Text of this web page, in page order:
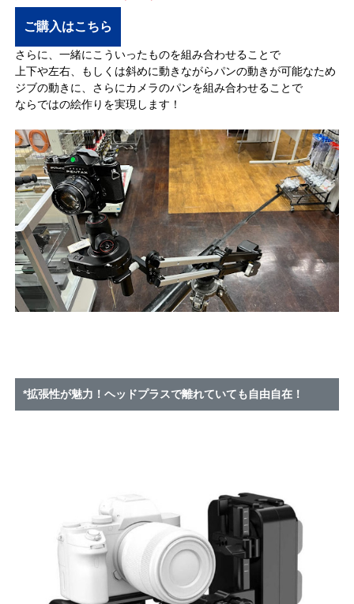
ご購入はこちら
さらに、一緒にこういったものを組み合わせることで
上下や左右、もしくは斜めに動きながらパンの動きが可能なため
ジブの動きに、さらにカメラのパンを組み合わせることで
ならではの絵作りを実現します！
*拡張性が魅力！ヘッドプラスで離れていても自由自在！